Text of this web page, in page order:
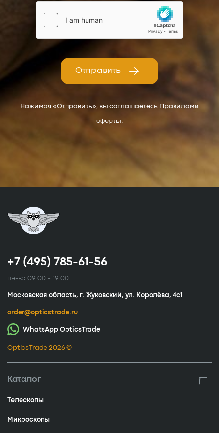
Отправить
Нажимая «Отправить», вы соглашаетесь Правилами
оферты.
+7 (495) 785-61-56
пн-вс 09.00 - 19.00
Московская область, г. Жуковский, ул. Королёва, 4с1
order@opticstrade.ru
WhatsApp OpticsTrade
OpticsTrade 2026 ©
Каталог
Телескопы
Микроскопы